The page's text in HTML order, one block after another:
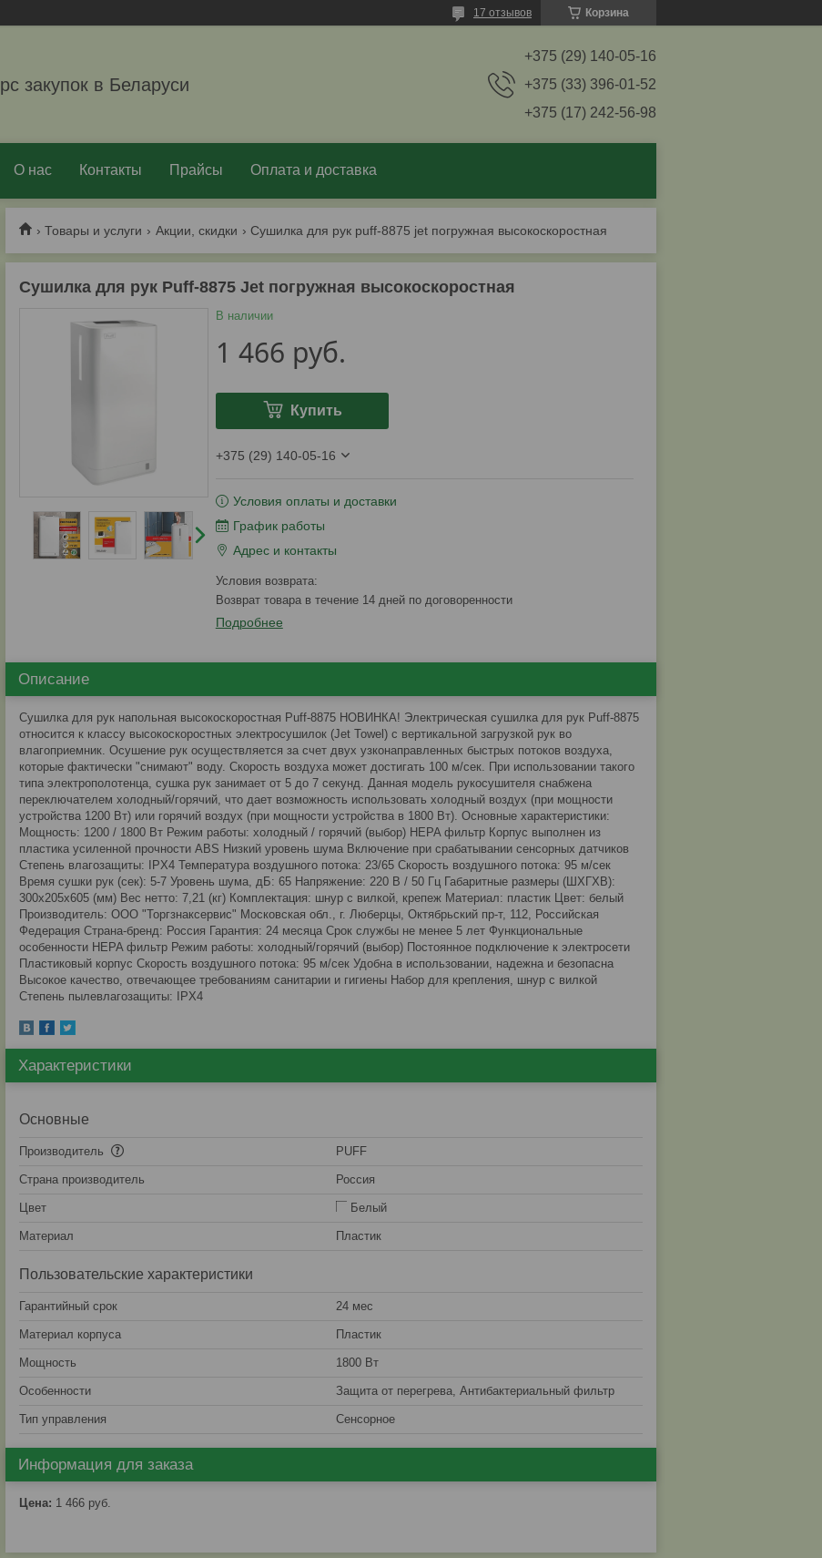
Корзина
17 отзывов
закупок в Беларуси
+375 (29) 140-05-16
+375 (33) 396-01-52
+375 (17) 242-56-98
О нас Контакты Прайсы Оплата и доставка
Товары и услуги Акции, скидки Сушилка для рук puff-8875 jet погружная высокоскоростная
Сушилка для рук Puff-8875 Jet погружная высокоскоростная
В наличии
1 466 руб.
Купить
+375 (29) 140-05-16
Условия оплаты и доставки
График работы
Адрес и контакты
возврат товара в течение 14 дней по договоренности
Подробнее
Описание
Сушилка для рук напольная высокоскоростная Puff-8875 НОВИНКА! Электрическая сушилка для рук Puff-8875
относится к классу высокоскоростных электросушилок (Jet Towel) с вертикальной загрузкой рук во
влагоприемник. Осушение рук осуществляется за счет двух узконаправленных быстрых потоков воздуха,
которые фактически "снимают" воду. Скорость воздуха может достигать 100 м/сек. При использовании такого
типа электрополотенца, сушка рук занимает от 5 до 7 секунд. Данная модель рукосушителя снабжена
переключателем холодный/горячий, что дает возможность использовать холодный воздух (при мощности
устройства 1200 Вт) или горячий воздух (при мощности устройства в 1800 Вт). Основные характеристики:
Мощность: 1200 / 1800 Вт Режим работы: холодный / горячий (выбор) HEPA фильтр Корпус выполнен из
пластика усиленной прочности ABS Низкий уровень шума Включение при срабатывании сенсорных датчиков
Степень влагозащиты: IPX4 Температура воздушного потока: 23/65 Скорость воздушного потока: 95 м/сек
Время сушки рук (сек): 5-7 Уровень шума, дБ: 65 Напряжение: 220 В / 50 Гц Габаритные размеры (ШХГХВ):
300x205x605 (мм) Вес нетто: 7,21 (кг) Комплектация: шнур с вилкой, крепеж Материал: пластик Цвет: белый
Производитель: ООО "Торгзнаксервис" Московская обл., г. Люберцы, Октябрьский пр-т, 112, Российская
Федерация Страна-бренд: Россия Гарантия: 24 месяца Срок службы не менее 5 лет Функциональные
особенности HEPA фильтр Режим работы: холодный/горячий (выбор) Постоянное подключение к электросети
Пластиковый корпус Скорость воздушного потока: 95 м/сек Удобна в использовании, надежна и безопасна
Высокое качество, отвечающее требованиям санитарии и гигиены Набор для крепления, шнур с вилкой
Степень пылевлагозащиты: IPX4
Характеристики
Основные
Производитель PUFF
Страна производитель Россия
Цвет Белый
Материал Пластик
Пользовательские характеристики
Гарантийный срок 24 мес
Материал корпуса Пластик
Мощность 1800 Вт
Особенности Защита от перегрева, Антибактериальный фильтр
Тип управления Сенсорное
Информация для заказа
Цена: 1 466 руб.